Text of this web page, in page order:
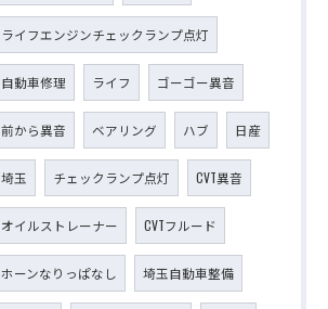
ライフエンジンチェックランプ点灯
自動車修理 ライフ ゴーゴー異音
前から異音 ベアリング ハブ 日産
埼玉 チェックランプ点灯 CVT異音
オイルストレーナー CVTフルード
ホーンなりっぱなし 埼玉自動車整備